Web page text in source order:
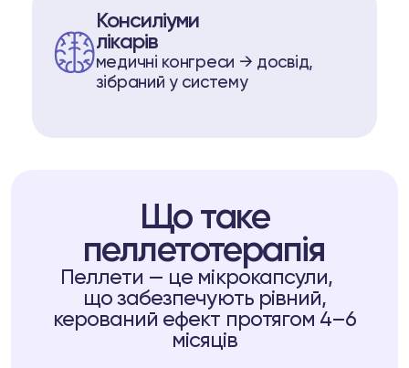
Консиліуми
лікарів
медичні конгреси → досвід,
зібраний у систему
Що таке
пеллетотерапія
Пеллети — це мікрокапсули,
що забезпечують рівний,
керований ефект протягом 4–6
місяців